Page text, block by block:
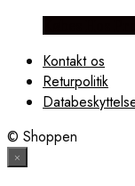
Kontakt os
Returpolitik
© Shoppen
×